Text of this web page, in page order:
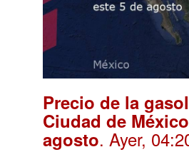
Precio de la
Ciudad de
agosto. Ayer,